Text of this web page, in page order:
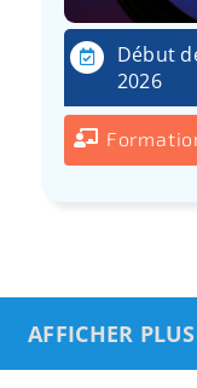
Début
2026
AFFICHER